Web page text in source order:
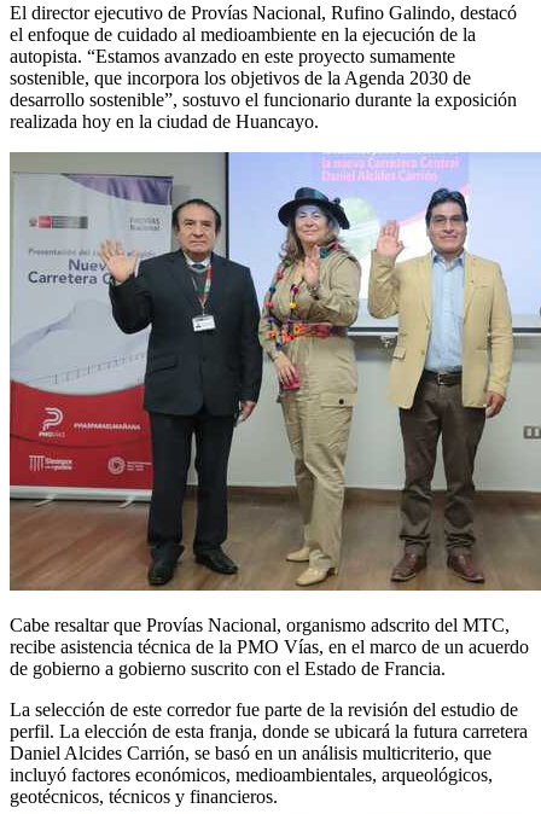
El director ejecutivo de Provías Nacional, Rufino Galindo, destacó
el enfoque de cuidado al medioambiente en la ejecución de la
autopista. “Estamos avanzado en este proyecto sumamente
sostenible, que incorpora los objetivos de la Agenda 2030 de
desarrollo sostenible”, sostuvo el funcionario durante la exposición
realizada hoy en la ciudad de Huancayo.
Cabe resaltar que Provías Nacional, organismo adscrito del MTC,
recibe asistencia técnica de la PMO Vías, en el marco de un acuerdo
de gobierno a gobierno suscrito con el Estado de Francia.
La selección de este corredor fue parte de la revisión del estudio de
perfil. La elección de esta franja, donde se ubicará la futura carretera
Daniel Alcides Carrión, se basó en un análisis multicriterio, que
incluyó factores económicos, medioambientales, arqueológicos,
geotécnicos, técnicos y financieros.